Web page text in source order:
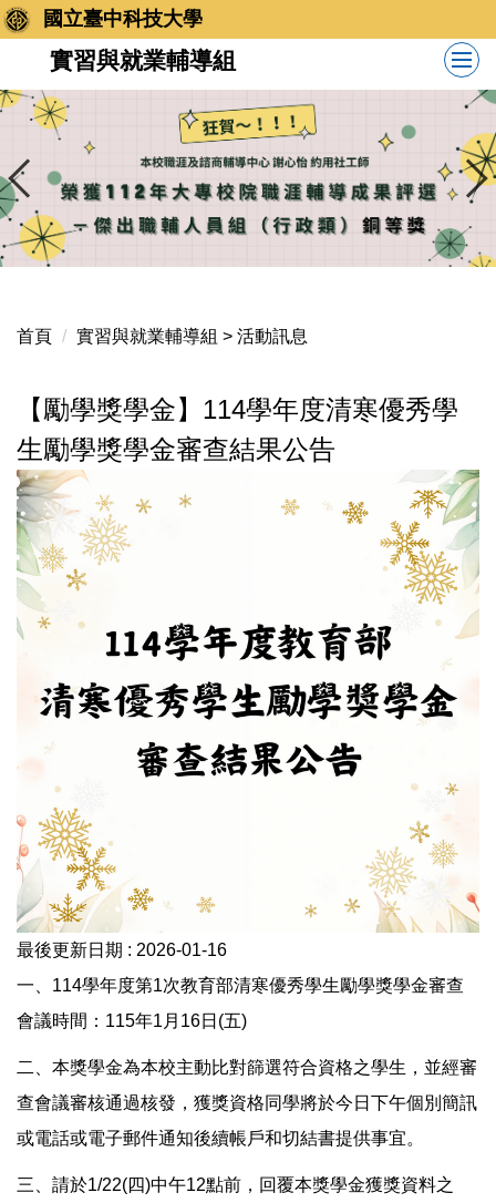
跳
到
要
區
國立臺中科技大學
實習與就業輔導組
首頁 實習與就業輔導組 > 活動訊息
【勵學獎學金】114學年度清寒優秀學
生勵學獎學金審查結果公告
最後更新日期 : 2026-01-16
一、114學年度第1次教育部清寒優秀學生勵學獎學金審查
會議時間：115年1月16日(五)
二、本獎學金為本校主動比對篩選符合資格之學生，並經審
查會議審核通過核發，獲獎資格同學將於今日下午個別簡訊
或電話或電子郵件通知後續帳戶和切結書提供事宜。
三、請於1/22(四)中午12點前，回覆本獎學金獲獎資料之